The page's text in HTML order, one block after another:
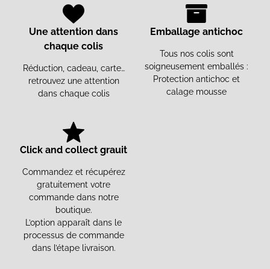
Emballage antichoc
Tous nos colis sont
soigneusement emballés :
Protection antichoc et
calage mousse
Une attention dans
chaque colis
Réduction, cadeau, carte…
retrouvez une attention
dans chaque colis
Click and collect grauit
Commandez et récupérez
gratuitement votre
commande dans notre
boutique.
L’option apparaît dans le
processus de commande
dans l’étape livraison.